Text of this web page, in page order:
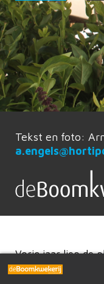
Terug naar
Tekst en foto:
Vorig jaar liep de
tuincentra niet